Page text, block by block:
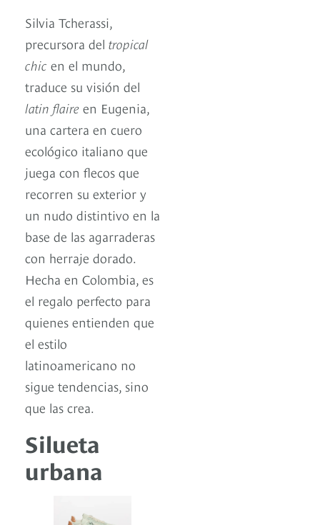
Silvia Tcherassi,
precursora del tropical
chic en el mundo,
traduce su visión del
latin flaire en Eugenia,
una cartera en cuero
ecológico italiano que
juega con flecos que
recorren su exterior y
un nudo distintivo en la
base de las agarraderas
con herraje dorado.
Hecha en Colombia, es
el regalo perfecto para
quienes entienden que
el estilo
latinoamericano no
sigue tendencias, sino
que las crea.
Silueta
urbana